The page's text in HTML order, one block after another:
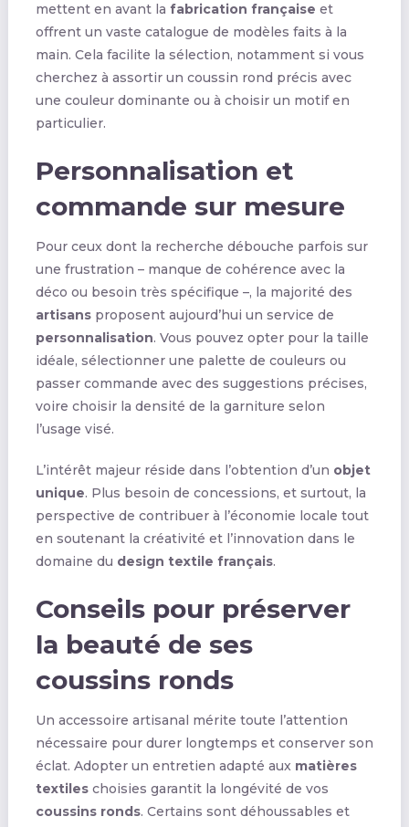
mettent en avant la fabrication française et
offrent un vaste catalogue de modèles faits à la
main. Cela facilite la sélection, notamment si vous
cherchez à assortir un coussin rond précis avec
une couleur dominante ou à choisir un motif en
particulier.
Personnalisation et
commande sur mesure
Pour ceux dont la recherche débouche parfois sur
une frustration – manque de cohérence avec la
déco ou besoin très spécifique –, la majorité des
artisansproposent aujourd’hui un service de
personnalisation. Vous pouvez opter pour la taille
idéale, sélectionner une palette de couleurs ou
passer commande avec des suggestions précises,
voire choisir la densité de la garniture selon
l’usage visé.
L’intérêt majeur réside dans l’obtention d’un objet
unique. Plus besoin de concessions, et surtout, la
perspective de contribuer à l’économie locale tout
en soutenant la créativité et l’innovation dans le
domaine du design textile français.
Conseils pour préserver
la beauté de ses
coussins ronds
Un accessoire artisanal mérite toute l’attention
nécessaire pour durer longtemps et conserver son
éclat. Adopter un entretien adapté aux matières
textileschoisies garantit la longévité de vos
coussins ronds. Certains sont déhoussables et